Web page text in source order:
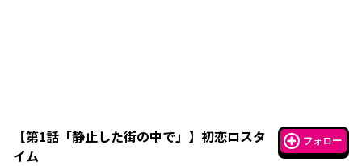
【第1話「静止した街の中で」 】 初恋ロスタ
イム
フォロー